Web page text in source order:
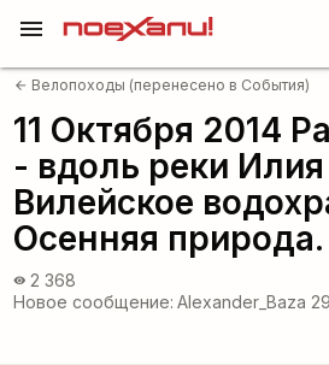
menu
arrow_back Велопоходы (перенесено в События)
11 Октября 2014
- вдоль реки
Вилейское
Осенняя природа.
visibility 2 368
Новое сообщение: Alexander_Baza